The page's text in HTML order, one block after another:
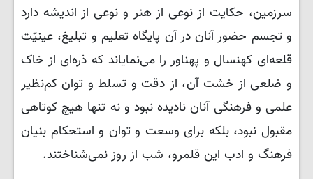
سرزمین، حکایت از نوعی از هنر و نوعی از اندیشه دارد
و تجسم حضور آنان در آن پایگاه تعلیم و تبلیغ، عینیّت
قلعه‌ای کهنسال و پهناور را می‌نمایاند که ذره‌ای از خاک
و ضلعی از خشت آن، از دقت و تسلط و توان کم‌نظیر
علمی و فرهنگی آنان نادیده نبود و نه تنها هیچ کوتاهی
مقبول نبود، بلکه برای وسعت و توان و استحکام بنیان
فرهنگ و ادب این قلمرو، شب از روز نمی‌شناختند.